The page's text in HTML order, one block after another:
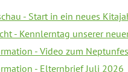
- Start in ein neues
- Kennlerntag unserer
- Video zum
- Elternbrief Juli 2026